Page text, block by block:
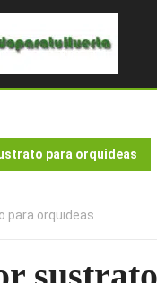
para orquideas